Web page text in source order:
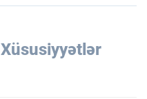
Xüsusiyyətlər